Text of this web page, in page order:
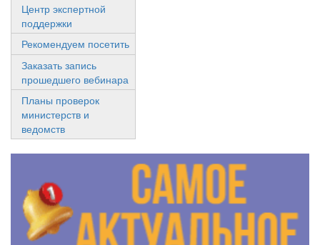
Центр экспертной
поддержки
Рекомендуем посетить
Заказать запись
прошедшего вебинара
Планы проверок
министерств и
ведомств